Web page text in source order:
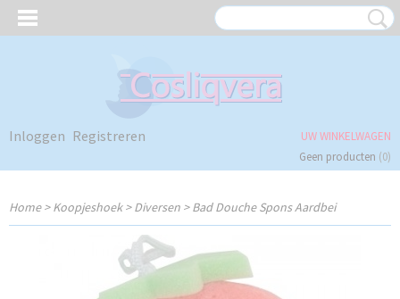
Inloggen Registreren
UW WINKELWAGEN
Geen producten (0)
Home>Koopjeshoek>Diversen >Bad Douche Spons Aardbei